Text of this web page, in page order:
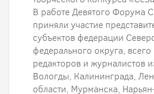
В работе Девятого Форума
приняли участие
субъектов федерации
федерального округа,
редакторов и журналистов
Вологды, Калининграда,
области, Мурманска,